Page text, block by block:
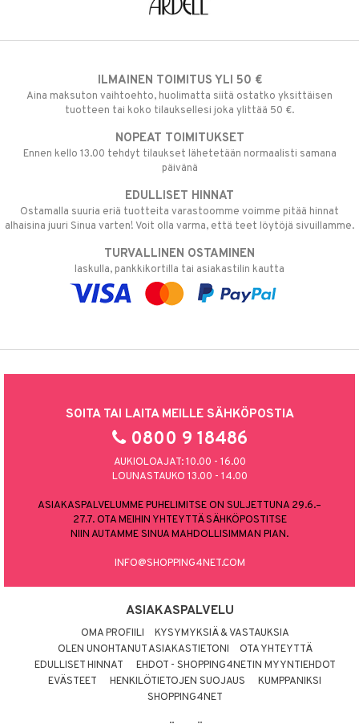
ILMAINEN TOIMITUS YLI 50 €
Aina maksuton vaihtoehto, huolimatta siitä ostatko yksittäisen
tuotteen tai koko tilauksellesi joka ylittää 50 €.
NOPEAT TOIMITUKSET
Ennen kello 13.00 tehdyt tilaukset lähetetään normaalisti samana
päivänä
EDULLISET HINNAT
Ostamalla suuria eriä tuotteita varastoomme voimme pitää hinnat
alhaisina juuri Sinua varten! Voit olla varma, että teet löytöjä sivuillamme.
TURVALLINEN OSTAMINEN
laskulla, pankkikortilla tai asiakastilin kautta
SOITA TAI LAITA MEILLE SÄHKÖPOSTIA
0800 9 18486
AUKIOLOAJAT: 10.00 - 16.00
LOUNASTAUKO 13.00 - 14.00
ASIAKASPALVELUMME PUHELIMITSE ON SULJETTUNA 29.6.–
27.7. OTA MEIHIN YHTEYTTÄ SÄHKÖPOSTITSE
NIIN AUTAMME SINUA MAHDOLLISIMMAN PIAN.
INFO@SHOPPING4NET.COM
ASIAKASPALVELU
OMA PROFIILI
KYSYMYKSIÄ & VASTAUKSIA
OLEN UNOHTANUT ASIAKASTIETONI
OTA YHTEYTTÄ
EDULLISET HINNAT
EHDOT - SHOPPING4NETIN MYYNTIEHDOT
EVÄSTEET
HENKILÖTIETOJEN SUOJAUS
KUMPPANIKSI
SHOPPING4NET